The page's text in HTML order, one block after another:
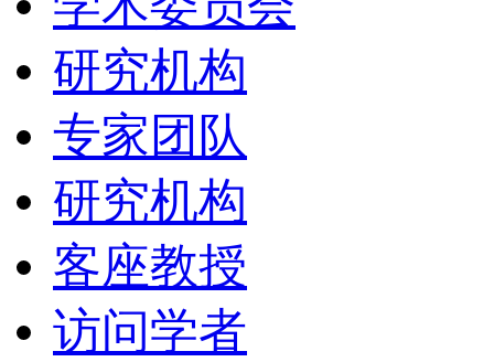
研究机构
专家团队
研究机构
客座教授
访问学者